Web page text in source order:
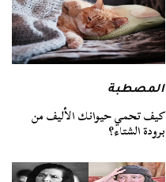
المصطبة
كيف تحمي حيوانك الأليف من
برودة الشتاء؟